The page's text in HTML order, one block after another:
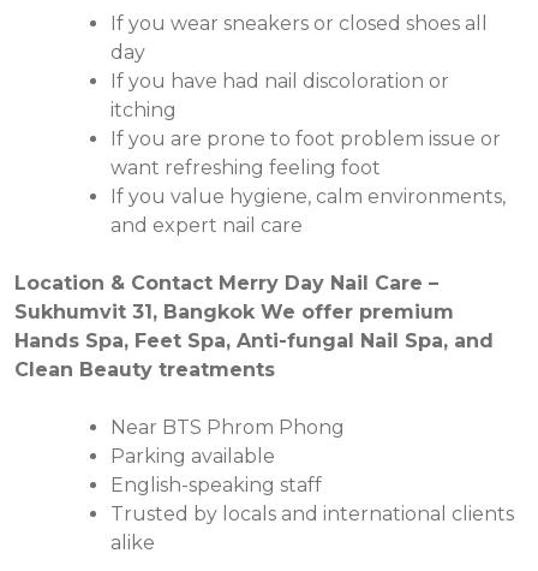
If you wear sneakers or closed shoes all
day
If you have had nail discoloration or
itching
If you are prone to foot problem issue or
want refreshing feeling foot
If you value hygiene, calm environments,
and expert nail care
Location & Contact Merry Day Nail Care –
Sukhumvit 31, Bangkok We offer premium
Hands Spa, Feet Spa, Anti-fungal Nail Spa, and
Clean Beauty treatments
Near BTS Phrom Phong
Parking available
English-speaking staff
Trusted by locals and international clients
alike